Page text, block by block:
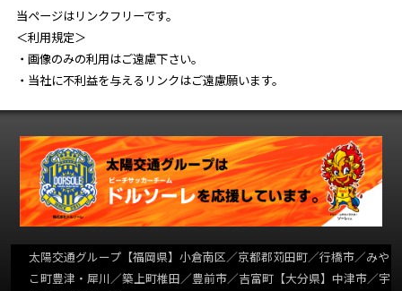
当ページはリンクフリーです。
＜利用規定＞
・画像のみの利用はご遠慮下さい。
・当社に不利益を与えるリンクはご遠慮願います。
太陽交通グループ 【福岡県】小倉南区／京都郡苅田町／行橋市／みや
こ町豊津・犀川／築上町椎田／豊前市／吉富町【大分県】中津市／宇